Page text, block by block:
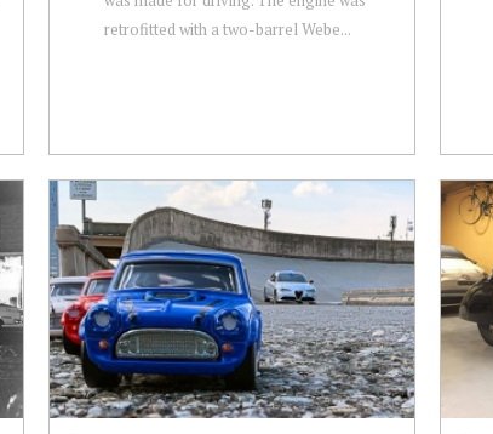
retrofitted with a two-barrel Webe...